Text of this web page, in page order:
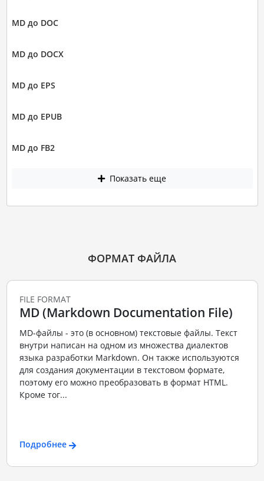
MD до DOC
MD до DOCX
MD до EPS
MD до EPUB
MD до FB2
Показать еще
ФОРМАТ ФАЙЛА
FILE FORMAT
MD (Markdown Documentation File)
MD-файлы - это (в основном) текстовые файлы. Текст
внутри написан на одном из множества диалектов
языка разработки Markdown. Он также используются
для создания документации в текстовом формате,
поэтому его можно преобразовать в формат HTML.
Кроме тог...
Подробнее